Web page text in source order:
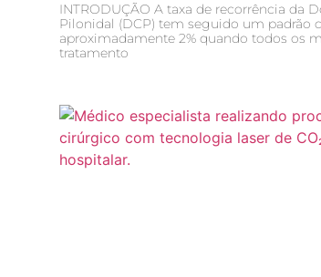
INTRODUÇÃO A taxa de recorrência da
Pilonidal (DCP) tem seguido um padrão
aproximadamente 2% quando todos os
tratamento